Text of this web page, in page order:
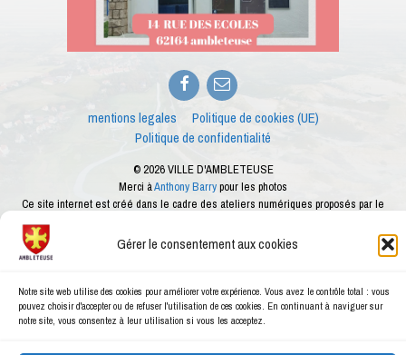
Gérer le consentement aux cookies
Notre site web utilise des cookies pour améliorer votre expérience. Vous avez le contrôle total : vous
pouvez choisir d'accepter ou de refuser l'utilisation de ces cookies. En continuant à naviguer sur
notre site, vous consentez à leur utilisation si vous les acceptez.
Facebook
E-
mail
mentions legales
Politique de cookies (UE)
Politique de confidentialité
© 2026 VILLE D'AMBLETEUSE
Merci àAnthony Barrypour les photos
Ce site internet est créé dans le cadre des ateliers numériques proposés par le